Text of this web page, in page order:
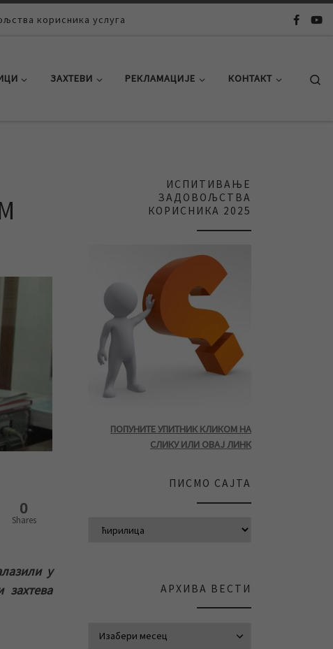
корисника услуга
ЗАХТЕВИ РЕКЛАМАЦИЈЕ КОНТАКТ
0
Shares
у
захтева
ИСПИТИВАЊЕ
ЗАДОВОЉСТВА
КОРИСНИКА 2025
ПОПУНИТЕ УПИТНИК КЛИКОМ НА
СЛИКУ ИЛИ ОВАЈ ЛИНК
ПИСМО САЈТА
АРХИВА ВЕСТИ